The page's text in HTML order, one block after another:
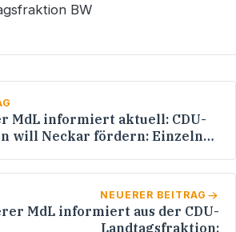
BW
MdL informiert aktuell: CDU-
will Neckar fördern: Einzelne
NEUERER BEITRAG
MdL informiert aus der CDU-
Landtagsfraktion: